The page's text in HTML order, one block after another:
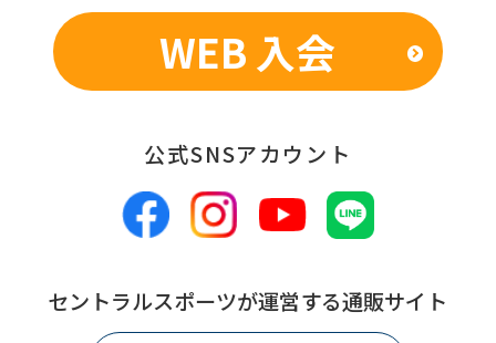
fully
understand
this
using
the
service.
Automatic
WEB 入会
公式SNSアカウント
セントラルスポーツが運営する通販サイト